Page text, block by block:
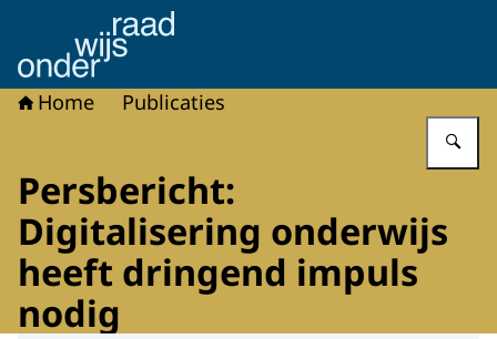
Naar de homepage van Onderwijsraad
Home Publicaties
Persbericht:
Digitalisering onderwijs
heeft dringend impuls
nodig